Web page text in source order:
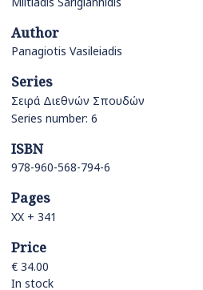
Author
Panagiotis Vasileiadis
Series
Σειρά Διεθνών Σπουδών
Series number: 6
ISBN
978-960-568-794-6
Pages
ΧΧ + 341
Price
€ 34.00
In stock